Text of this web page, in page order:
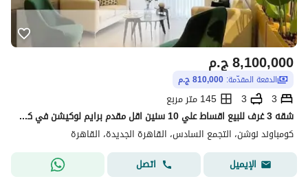
ج.م8,100,000
الدفعة المقدّمة: 810,000 ج.م
3
3
145 متر مربع
شقه 3 غرف للبيع اقساط علي 10 سنين اقل مقدم برايم لوكيشن في كمبوند بالقرب من الجامعه الامريكيه التجمع الخامس القاهره الجديده
كومباوند نوشن، التجمع السادس، القاهرة الجديدة، القاهرة
الإيميل
اتصل